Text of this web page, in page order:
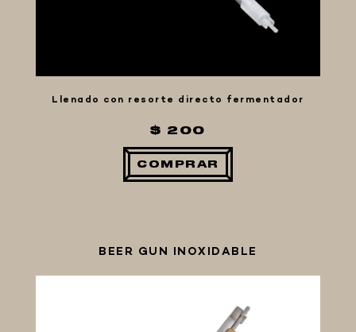
Llenado con resorte directo fermentador
$ 200
COMPRAR
BEER GUN INOXIDABLE